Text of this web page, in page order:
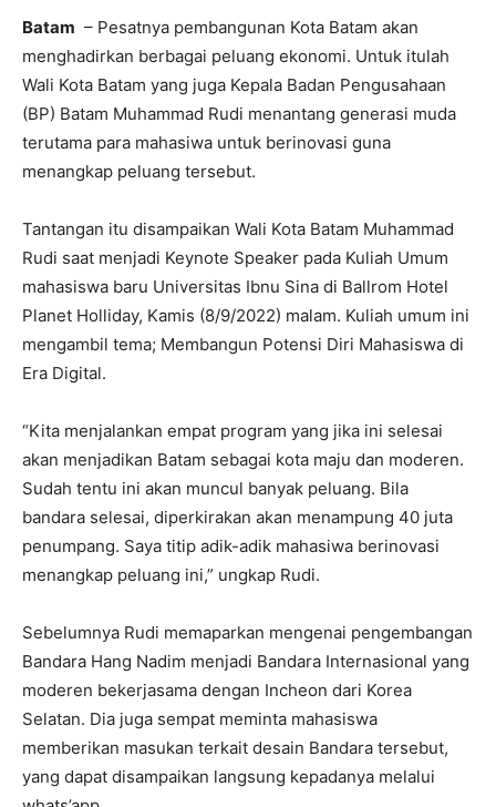
Batam – Pesatnya pembangunan Kota Batam akan
menghadirkan berbagai peluang ekonomi. Untuk itulah
Wali Kota Batam yang juga Kepala Badan Pengusahaan
(BP) Batam Muhammad Rudi menantang generasi muda
terutama para mahasiwa untuk berinovasi guna
menangkap peluang tersebut.
Tantangan itu disampaikan Wali Kota Batam Muhammad
Rudi saat menjadi Keynote Speaker pada Kuliah Umum
mahasiswa baru Universitas Ibnu Sina di Ballrom Hotel
Planet Holliday, Kamis (8/9/2022) malam. Kuliah umum ini
mengambil tema; Membangun Potensi Diri Mahasiswa di
Era Digital.
“Kita menjalankan empat program yang jika ini selesai
akan menjadikan Batam sebagai kota maju dan moderen.
Sudah tentu ini akan muncul banyak peluang. Bila
bandara selesai, diperkirakan akan menampung 40 juta
penumpang. Saya titip adik-adik mahasiwa berinovasi
menangkap peluang ini,” ungkap Rudi.
Sebelumnya Rudi memaparkan mengenai pengembangan
Bandara Hang Nadim menjadi Bandara Internasional yang
moderen bekerjasama dengan Incheon dari Korea
Selatan. Dia juga sempat meminta mahasiswa
memberikan masukan terkait desain Bandara tersebut,
yang dapat disampaikan langsung kepadanya melalui